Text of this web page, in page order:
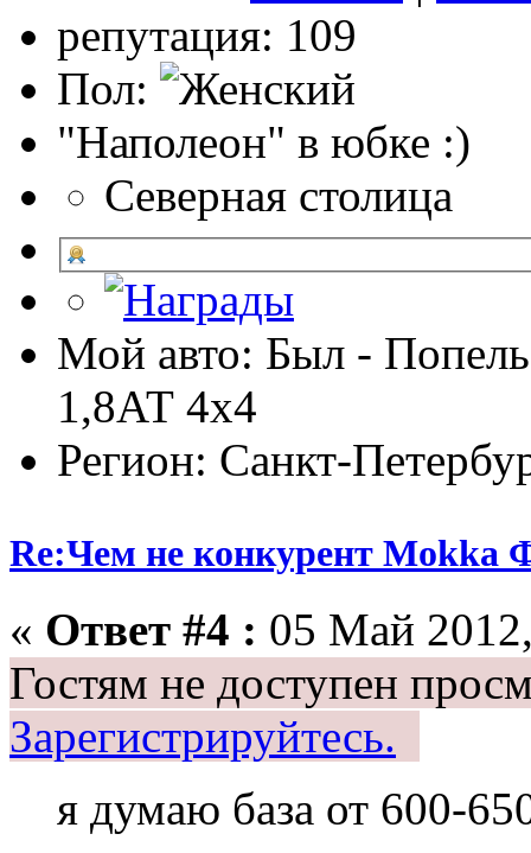
репутация: 109
Пол:
"Наполеон" в юбке :)
Северная столица
Мой авто: Был -
1,8АТ 4х4
Регион: Санкт-
Re:Чем не конкурент Mokka
« Ответ #4 : 05 Май
Гостям не доступен
Зарегистрируйтесь.
я думаю база от 600-